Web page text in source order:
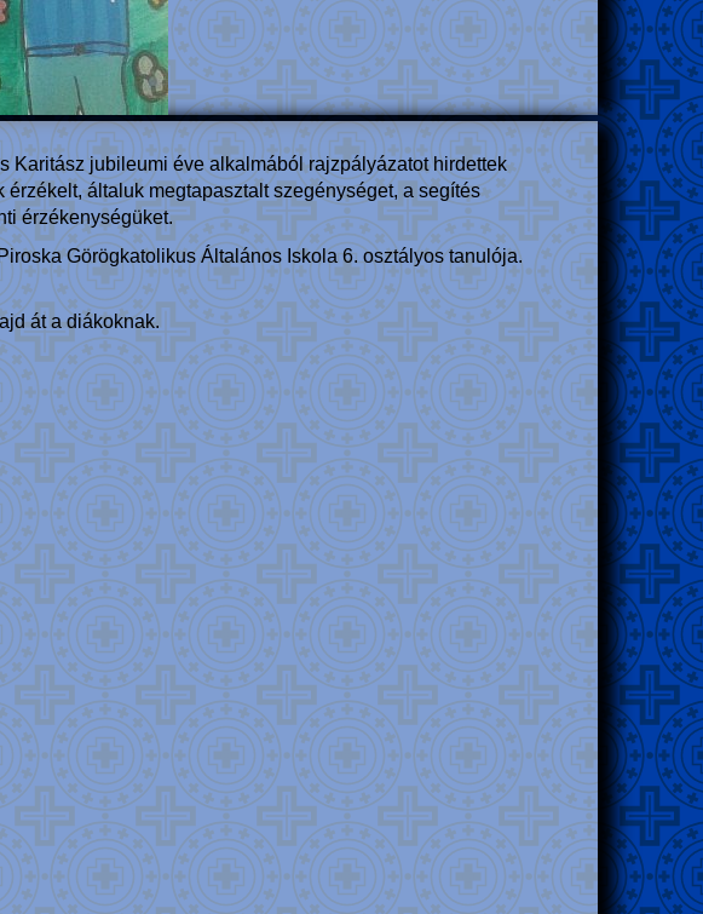
Karitász jubileumi éve alkalmából rajzpályázatot hirdettek
általuk megtapasztalt szegénységet, a segítés
érzékenységüket.
Görögkatolikus Általános Iskola 6. osztályos tanulója.
át a diákoknak.